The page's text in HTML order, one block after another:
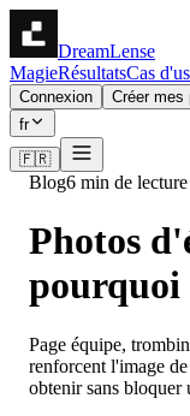
DreamLense
MagieRésultatsCas
Connexion
Créer mes
fr
🇫🇷
Blog6 min de lecture
Photos
pourquoi
Page équipe,
renforcent l'image
obtenir sans bloquer